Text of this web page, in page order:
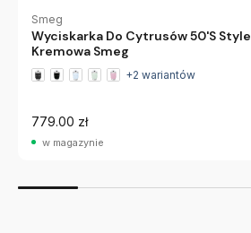
Smeg
Wyciskarka Do Cytrusów 50'S Style
Kremowa Smeg
+2 wariantów
779.00 zł
w magazynie